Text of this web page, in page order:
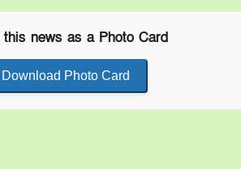
this news as a Photo Card
Download Photo Card